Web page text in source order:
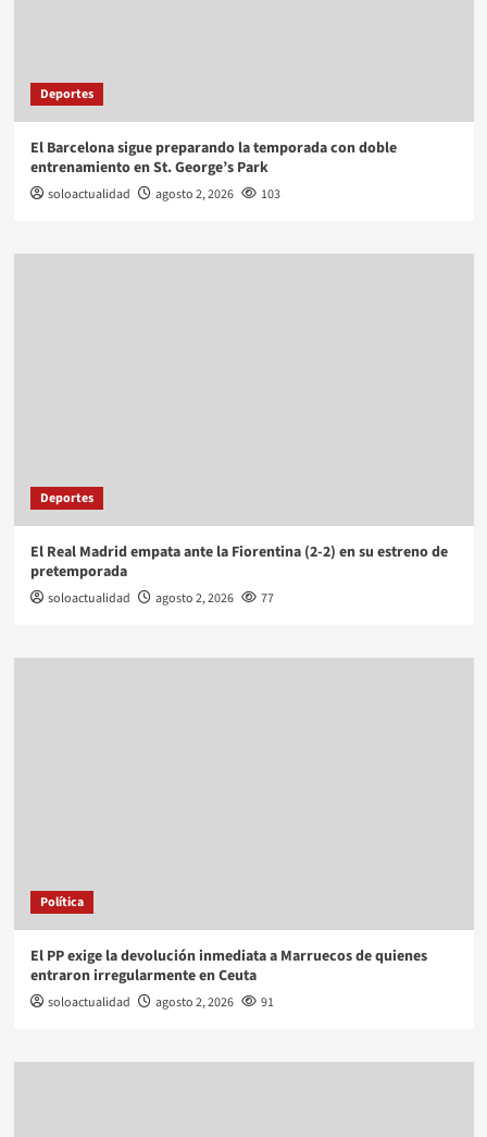
Deportes
El Barcelona sigue preparando la temporada con doble
entrenamiento en St. George’s Park
soloactualidad agosto 2, 2026 103
Deportes
El Real Madrid empata ante la Fiorentina (2-2) en su estreno de
pretemporada
soloactualidad agosto 2, 2026 77
Política
El PP exige la devolución inmediata a Marruecos de quienes
entraron irregularmente en Ceuta
soloactualidad agosto 2, 2026 91